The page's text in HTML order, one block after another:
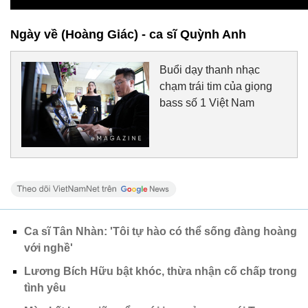
Ngày về (Hoàng Giác) - ca sĩ Quỳnh Anh
Buổi dạy thanh nhạc
chạm trái tim của giọng
bass số 1 Việt Nam
Ca sĩ Tân Nhàn: 'Tôi tự hào có thể sống đàng hoàng
với nghề'
Lương Bích Hữu bật khóc, thừa nhận cố chấp trong
tình yêu